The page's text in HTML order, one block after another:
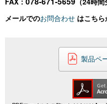
メールでのお問合わせ はこちら
製品ペ